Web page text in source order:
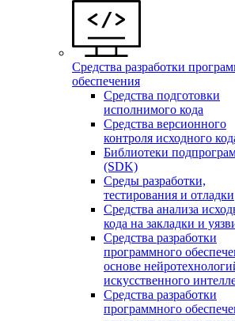
Средства разработки
обеспечения
Средства подготовки
исполнимого кода
Средства версионного
контроля исходного
Библиотеки
(SDK)
Среды разработки,
тестирования и отладки
Средства анализа
кода на закладки и
Средства разработки
программного
основе
искусственного
Средства разработки
программного